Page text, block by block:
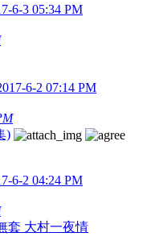
6-3 05:34 PM
6-2 07:14 PM
)
6-2 04:24 PM
套 大村一夜情